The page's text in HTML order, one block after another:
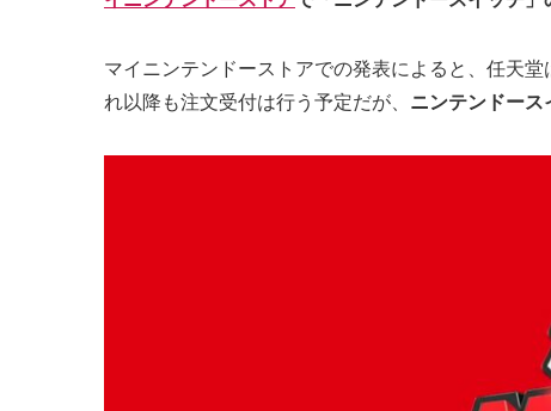
マイニンテンドーストアでの発表によると、任天堂
れ以降も注文受付は行う予定だが、 ニンテンドース